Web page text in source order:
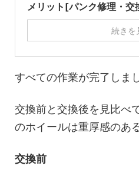
メリット[パンク修理・交
続きを
すべての作業が完了しま
交換前と交換後を見比べ
のホイールは重厚感のあ
交換前